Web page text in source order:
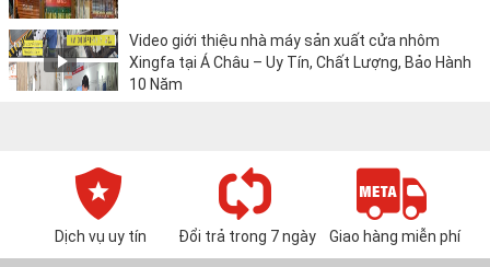
Video giới thiệu nhà máy sản xuất cửa nhôm
Xingfa tại Á Châu – Uy Tín, Chất Lượng, Bảo Hành
10 Năm
Dịch vụ uy tín Đổi trả trong 7 ngày Giao hàng miễn phí